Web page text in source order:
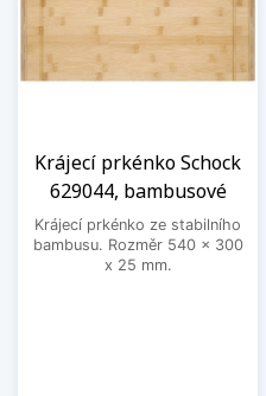
Krájecí prkénko Schock
629044, bambusové
Krájecí prkénko ze stabilního
bambusu. Rozměr 540 x 300
x 25 mm.